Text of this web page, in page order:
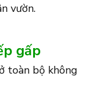
vườn.
gấp
toàn bộ không